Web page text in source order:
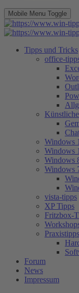
Mobile Menu Toggle
Tipps und Tricks
office-
Windows
Windows
Windows
Windows
vista-tipps
XP Tipps
Fritzbox-
Praxistipps
Forum
News
Impressum